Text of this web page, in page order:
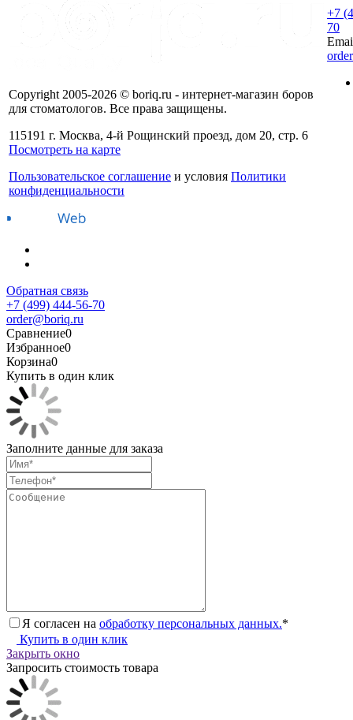
Copyright 2005-2026 © boriq.ru - интернет-магазин боров
для стоматологов. Все права защищены.
115191 г. Москва, 4-й Рощинский проезд, дом 20, стр. 6
Посмотреть на карте
Пользовательское соглашение и условия Политики
конфиденциальности
+7
70
Обратная связь
+7 (499) 444-56-70
order@boriq.ru
Сравнение0
Избранное0
Корзина0
Купить в один клик
Заполните данные для заказа
Я согласен на обработку персональных данных.*
Купить в один клик
Закрыть окно
Запросить стоимость товара